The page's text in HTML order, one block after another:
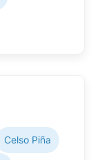
Celso Piña